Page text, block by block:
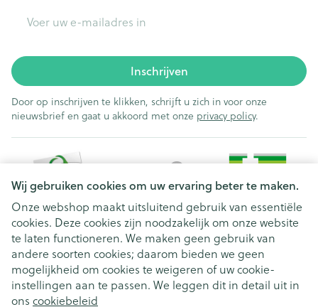
Wij gebruiken cookies om uw ervaring beter te maken.
Onze webshop maakt uitsluitend gebruik van essentiële
cookies. Deze cookies zijn noodzakelijk om onze website
te laten functioneren. We maken geen gebruik van
andere soorten cookies; daarom bieden we geen
mogelijkheid om cookies te weigeren of uw cookie-
instellingen aan te passen. We leggen dit in detail uit in
ons cookiebeleid
Inschrijven
Door op inschrijven te klikken, schrijft u zich in voor onze
nieuwsbrief en gaat u akkoord met onze privacy policy.
Juridische links